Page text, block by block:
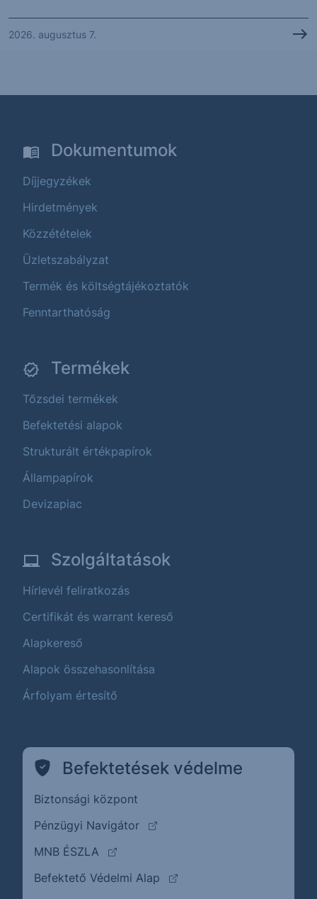
2026. augusztus 7.
Dokumentumok
Díjjegyzékek
Hirdetmények
Közzétételek
Üzletszabályzat
Termék és költségtájékoztatók
Fenntarthatóság
Termékek
Tőzsdei termékek
Befektetési alapok
Strukturált értékpapírok
Állampapírok
Devizapiac
Szolgáltatások
Hírlevél feliratkozás
Certifikát és warrant kereső
Alapkereső
Alapok összehasonlítása
Árfolyam értesítő
Befektetések védelme
Biztonsági központ
Pénzügyi Navigátor
(külső oldalra ugrik)
MNB ÉSZLA
(külső oldalra ugrik)
Befektető Védelmi Alap
(külső oldalra ugrik)